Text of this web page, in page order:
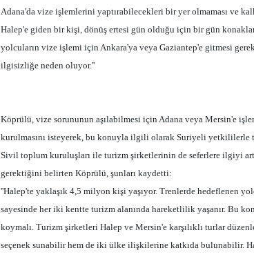
Adana'da vize işlemlerini yaptırabilecekleri bir yer olmaması ve
Halep'e giden bir kişi, dönüş ertesi gün olduğu için bir gün
yolcuların vize işlemi için Ankara'ya veya Gaziantep'e gitmesi
ilgisizliğe neden oluyor.''
Köprülü, vize sorununun aşılabilmesi için Adana veya Mersin'e
kurulmasını isteyerek, bu konuyla ilgili olarak Suriyeli yetkililerle
Sivil toplum kuruluşları ile turizm şirketlerinin de seferlere ilgiyi
gerektiğini belirten Köprülü, şunları kaydetti:
''Halep'te yaklaşık 4,5 milyon kişi yaşıyor. Trenlerde hedeflenen
sayesinde her iki kentte turizm alanında hareketlilik yaşanır. Bu
koymalı. Turizm şirketleri Halep ve Mersin'e karşılıklı turlar
seçenek sunabilir hem de iki ülke ilişkilerine katkıda bulunabilir.